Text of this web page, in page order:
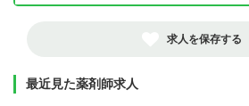
求人を保存する
最近見た薬剤師求人